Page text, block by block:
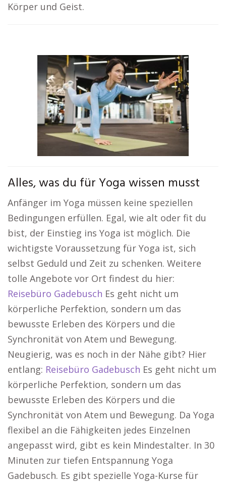
Körper und Geist.
Alles, was du für Yoga wissen musst
Anfänger im Yoga müssen keine speziellen
Bedingungen erfüllen. Egal, wie alt oder fit du
bist, der Einstieg ins Yoga ist möglich. Die
wichtigste Voraussetzung für Yoga ist, sich
selbst Geduld und Zeit zu schenken. Weitere
tolle Angebote vor Ort findest du hier:
Reisebüro Gadebusch Es geht nicht um
körperliche Perfektion, sondern um das
bewusste Erleben des Körpers und die
Synchronität von Atem und Bewegung.
Neugierig, was es noch in der Nähe gibt? Hier
entlang: Reisebüro Gadebusch Es geht nicht um
körperliche Perfektion, sondern um das
bewusste Erleben des Körpers und die
Synchronität von Atem und Bewegung. Da Yoga
flexibel an die Fähigkeiten jedes Einzelnen
angepasst wird, gibt es kein Mindestalter. In 30
Minuten zur tiefen Entspannung Yoga
Gadebusch. Es gibt spezielle Yoga-Kurse für